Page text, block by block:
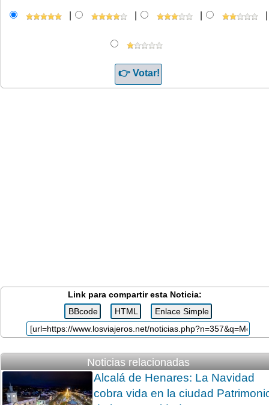
Link para compartir esta Noticia:
Noticias relacionadas
Alcalá de Henares: La Navidad
cobra vida en la ciudad